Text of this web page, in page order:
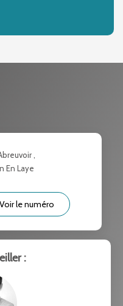
ET CRÈCHES
,
En Laye
Voir le numéro
: